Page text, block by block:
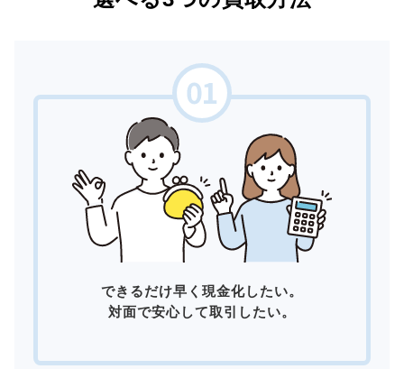
できるだけ早く現金化したい。
対面で安心して取引したい。